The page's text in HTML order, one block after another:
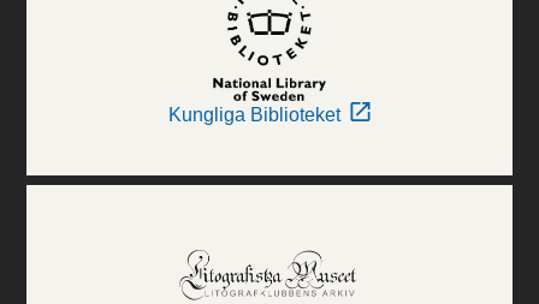
Kungliga Biblioteket